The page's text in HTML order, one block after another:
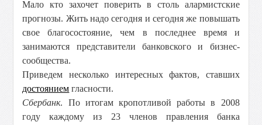
Мало кто захочет поверить в столь алармистские
прогнозы. Жить надо сегодня и сегодня же повышать
свое благосостояние, чем в последнее время и
занимаются представители банковского и бизнес-
сообщества.
Приведем несколько интересных фактов, ставших
достоянием гласности.
Сбербанк. По итогам кропотливой работы в 2008
году каждому из 23 членов правления банка